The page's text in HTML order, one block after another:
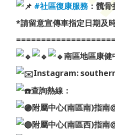
#社區復康服務：髖
*請留意宣傳車指定日期及
南區地區康健
Instagram:
查詢熱線：
附屬中心(南區南)指南
附屬中心(南區西)指南